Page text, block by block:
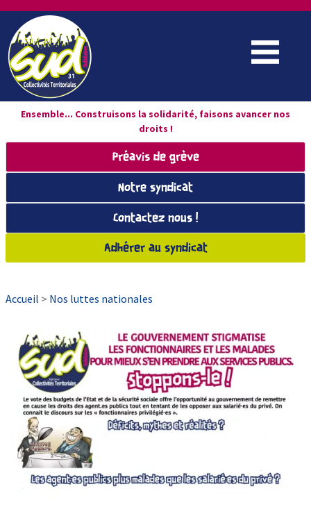
Ensemble... Construisons la solidarité, faisons avancer nos
droits !
Préavis de grève
Notre syndicat
Contactez nous !
Adhérer au syndicat
Accueil > Nos luttes nationales